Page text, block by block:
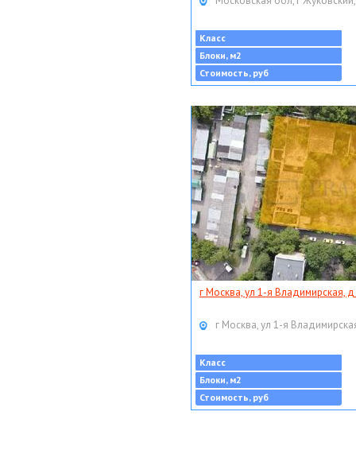
Класс
Блоки, м2
Стоимость, руб
г Москва, ул 1-я Владимирская, д
г Москва, ул 1-я
Класс
Блоки, м2
Стоимость, руб